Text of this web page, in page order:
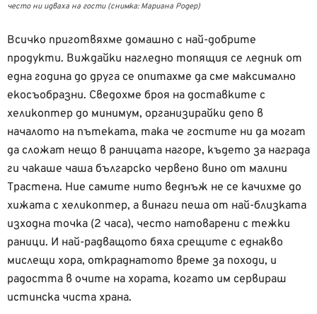
често ни идваха на гости (снимка: Мариана Родер)
Всичко приготвяхме домашно с най-добрите
продукти. Виждайки нагледно топящия се ледник от
една година до друга се опитахме да сме максимално
екосъобразни. Сведохме броя на доставките с
хеликоптер до минимум, организирайки депо в
началото на пътеката, така че гостите ни да могат
да сложат нещо в раницата нагоре, където за награда
ги чакаше чаша българско червено вино от малини
Трастена. Ние самите нито веднъж не се качихме до
хижата с хеликоптер, а винаги пеша от най-близката
изходна точка (2 часа), често натоварени с тежки
раници. И най-радващото бяха срещите с еднакво
мислещи хора, откраднатото време за походи, и
радостта в очите на хората, когато им сервираш
истинска чиста храна.